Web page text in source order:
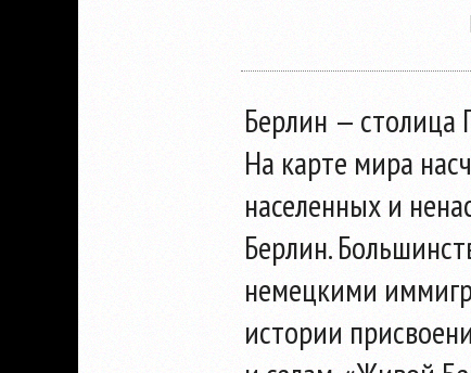
Берлин — столица
На карте мира
населенных и
Берлин.
немецкими
истории